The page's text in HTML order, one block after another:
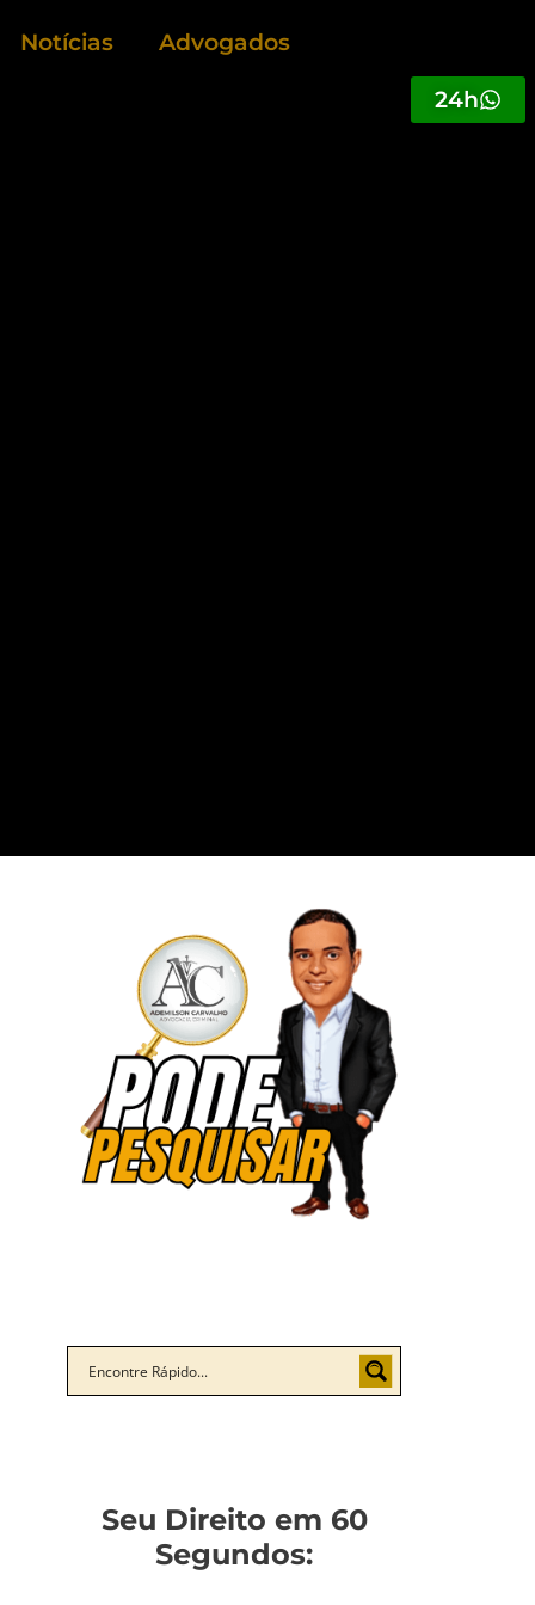
Notícias Advogados
24h
Seu Direito em 60
Segundos: